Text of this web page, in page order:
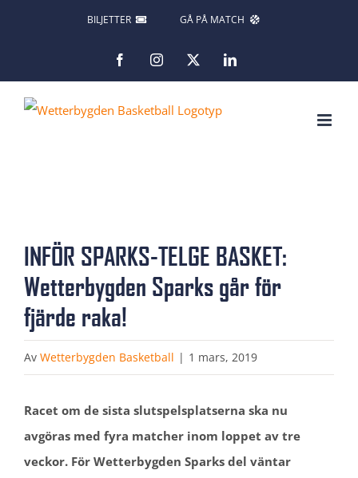
BILJETTER GÅ PÅ MATCH
FacebookInstagram LinkedIn
större
bild
INFÖR SPARKS-TELGE BASKET:
Wetterbygden Sparks går för
fjärde raka!
Av Wetterbygden Basketball | 1 mars, 2019
Racet om de sista slutspelsplatserna ska nu
avgöras med fyra matcher inom loppet av tre
veckor. För Wetterbygden Sparks del väntar